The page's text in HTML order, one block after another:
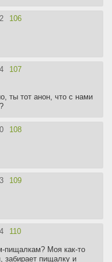
106
107
ты тот анон, что с нами
108
109
110
пищалкам? Моя как-то
забирает пищалку и